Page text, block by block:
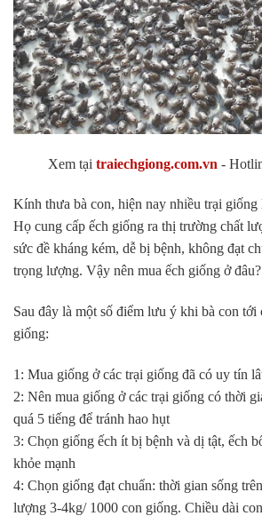
Xem tại traiechgiong.com.vn -
Kính thưa bà con, hiện nay nhiều trại giống
Họ cung cấp ếch giống ra thị trường chất
sức đề kháng kém, dễ bị bệnh, không đạt
trọng lượng. Vậy nên mua ếch giống ở đâu?
Sau đây là một số điểm lưu ý khi bà con tới
giống:
1: Mua giống ở các trại giống đã có uy tín
2: Nên mua giống ở các trại giống có thời
quá 5 tiếng để tránh hao hụt
3: Chọn giống ếch ít bị bệnh và dị tật, ếch
khỏe mạnh
4: Chọn giống đạt chuẩn: thời gian sống
lượng 3-4kg/ 1000 con giống. Chiều dài